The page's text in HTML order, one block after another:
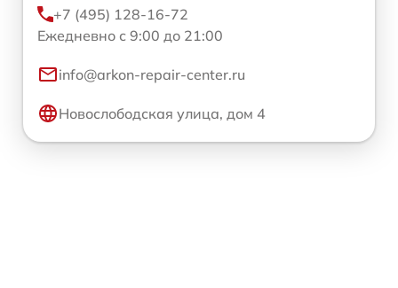
+7 (495) 128-16-72
Ежедневно с 9:00 до 21:00
info@arkon-repair-center.ru
Новослободская улица, дом 4